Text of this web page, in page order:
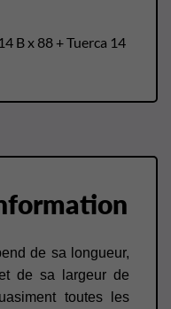
B x 88 + Tuerca 14
de sa longueur,
de sa largeur de
toutes les